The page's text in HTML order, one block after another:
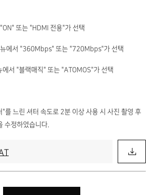
또는 "HDMI 전용"가 선택
뉴에서 "360Mbps" 또는 "720Mbps"가 선택
에서 "블랙매직" 또는 "ATOMOS"가 선택
를 느린 셔터 속도로 2분 이상 사용 시 사진 촬영 후
수정하였습니다.